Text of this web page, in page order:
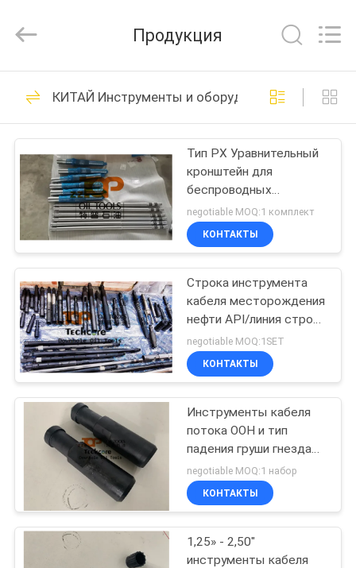
ДОМ
ПРОДУКТЫ
НАС
ПУТЕШЕСТВИЕ
ФАБРИКИ
ПРОВЕРКА
КАЧЕСТВА
СВЯЖИТЕСЬ
НОВОСТИ
СЛУЧАИ
Co.,Ltd,.
Reserved.
инструменты
масла downhole
36
Инструменты для
тестирования
бурильной штанга
60
Раскройте
отверстие ДСТ
Продукция
КИТАЙ Инструменты и оборудование кабеля
Тип PX Уравнительный
кронштейн для
беспроводных
инструментов /
линейных
инструментов
negotiable MOQ:1 комплект
КОНТАКТЫ
Строка инструмента
кабеля месторождения
нефти API/линия строка
легированной стали
сликовая инструмента
negotiable MOQ:1SET
КОНТАКТЫ
Инструменты кабеля
потока ООН и тип
падения груши гнезда
веревочки
оборудования
negotiable MOQ:1 набор
КОНТАКТЫ
1,25» - 2,50"
инструменты кабеля